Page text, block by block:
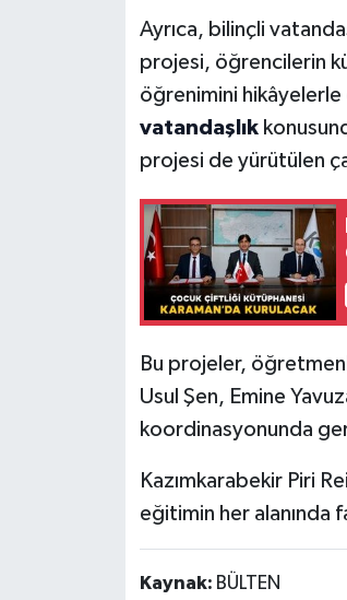
Ayrıca, bilinçli
projesi, öğrencilerin
öğrenimini
vatandaşlık
projesi de yürütülen
Bu projeler,
Usul Şen, Emine
koordinasyonunda
Kazımkarabekir Piri
eğitimin her alanında
Kaynak: BÜLTEN